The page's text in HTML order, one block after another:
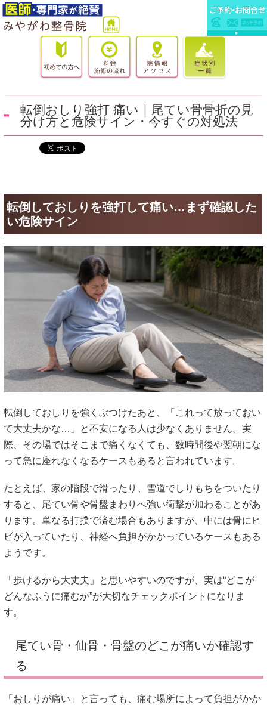
転倒おしり強打 痛い｜尾てい骨骨折の見
分け方と危険サイン・今すぐの対処法
転倒しておしりを強打して痛い…まず確認した
い危険サイン
転倒しておしりを強くぶつけたあと、「これって放っておい
て大丈夫かな…」と不安になる人は少なくありません。実
際、その場ではそこまで痛くなくても、数時間後や翌朝にな
って急に座れなくなるケースもあると言われています。
たとえば、家の階段で滑ったり、雪道でしりもちをついたり
すると、尾てい骨や骨盤まわりへ強い衝撃が加わることがあ
ります。単なる打撲で済む場合もありますが、中には骨にヒ
ビが入っていたり、神経へ負担がかかっているケースもある
ようです。
「歩けるから大丈夫」と思いやすいのですが、実は“どこが
どんなふうに痛むか”が大切なチェックポイントになりま
す。
尾てい骨・仙骨・骨盤のどこが痛いか確認す
る
「おしりが痛い」と言っても、痛む場所によって負担がかか